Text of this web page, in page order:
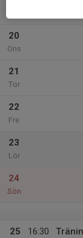
20
Ons
21
Tor
22
Fre
23
Lör
24
Sön
25
16:30